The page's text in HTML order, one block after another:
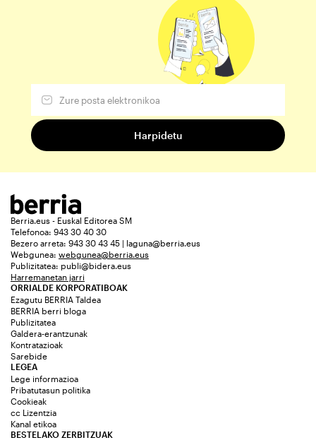
Berria.eus - Euskal Editorea SM
Telefonoa: 943 30 40 30
Bezero arreta: 943 30 43 45 | laguna@berria.eus
Webgunea: webgunea@berria.eus
Publizitatea: publi@bidera.eus
Harremanetan jarri
ORRIALDE KORPORATIBOAK
Ezagutu BERRIA Taldea
BERRIA berri bloga
Publizitatea
Galdera-erantzunak
Kontratazioak
Sarebide
LEGEA
Lege informazioa
Pribatutasun politika
Cookieak
cc Lizentzia
Kanal etikoa
BESTELAKO ZERBITZUAK